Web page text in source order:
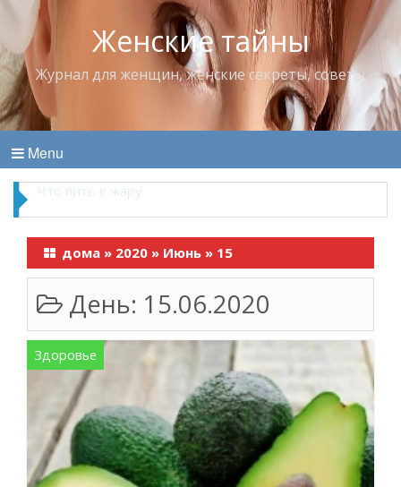
Женские тайны
Журнал для женщин, женские секреты, советы
Menu
Что пить в жару
дома » 2020 » Июнь » 15
День: 15.06.2020
Здоровье